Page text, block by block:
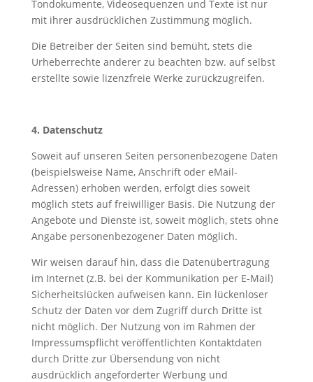
Tondokumente, Videosequenzen und Texte ist nur
mit ihrer ausdrücklichen Zustimmung möglich.
Die Betreiber der Seiten sind bemüht, stets die
Urheberrechte anderer zu beachten bzw. auf selbst
erstellte sowie lizenzfreie Werke zurückzugreifen.
4. Datenschutz
Soweit auf unseren Seiten personenbezogene Daten
(beispielsweise Name, Anschrift oder eMail-
Adressen) erhoben werden, erfolgt dies soweit
möglich stets auf freiwilliger Basis. Die Nutzung der
Angebote und Dienste ist, soweit möglich, stets ohne
Angabe personenbezogener Daten möglich.
Wir weisen darauf hin, dass die Datenübertragung
im Internet (z.B. bei der Kommunikation per E-Mail)
Sicherheitslücken aufweisen kann. Ein lückenloser
Schutz der Daten vor dem Zugriff durch Dritte ist
nicht möglich. Der Nutzung von im Rahmen der
Impressumspflicht veröffentlichten Kontaktdaten
durch Dritte zur Übersendung von nicht
ausdrücklich angeforderter Werbung und